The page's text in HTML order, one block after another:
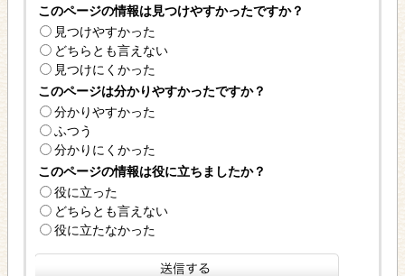
このページの情報は見つけやすかったですか？
見つけやすかった
どちらとも言えない
見つけにくかった
このページは分かりやすかったですか？
分かりやすかった
ふつう
分かりにくかった
このページの情報は役に立ちましたか？
役に立った
どちらとも言えない
役に立たなかった